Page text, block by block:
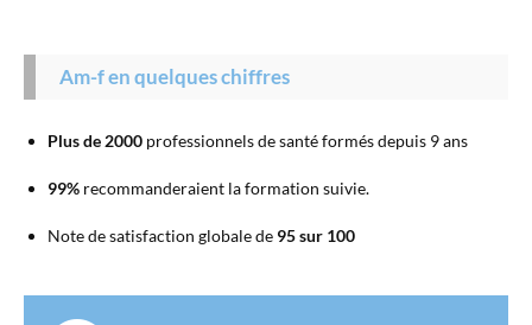
Am-f en quelques chiffres
Plus de 2000 professionnels de santé formés depuis 9 ans
99% recommanderaient la formation suivie.
Note de satisfaction globale de 95 sur 100